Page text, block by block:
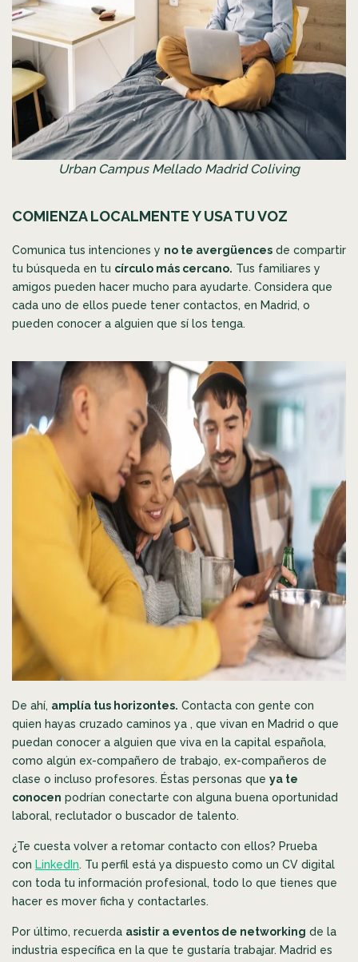
Urban Campus Mellado Madrid Coliving
COMIENZA LOCALMENTE Y USA TU VOZ
Comunica tus intenciones y no te avergüences de compartir
tu búsqueda en tu círculo más cercano. Tus familiares y
amigos pueden hacer mucho para ayudarte. Considera que
cada uno de ellos puede tener contactos, en Madrid, o
pueden conocer a alguien que sí los tenga.
De ahí, amplía tus horizontes. Contacta con gente con
quien hayas cruzado caminos ya , que vivan en Madrid o que
puedan conocer a alguien que viva en la capital española,
como algún ex-compañero de trabajo, ex-compañeros de
clase o incluso profesores. Éstas personas que ya te
conocen podrían conectarte con alguna buena oportunidad
laboral, reclutador o buscador de talento.
¿Te cuesta volver a retomar contacto con ellos? Prueba
con LinkedIn. Tu perfil está ya dispuesto como un CV digital
con toda tu información profesional, todo lo que tienes que
hacer es mover ficha y contactarles.
Por último, recuerda asistir a eventos de networking de la
industria específica en la que te gustaría trabajar. Madrid es